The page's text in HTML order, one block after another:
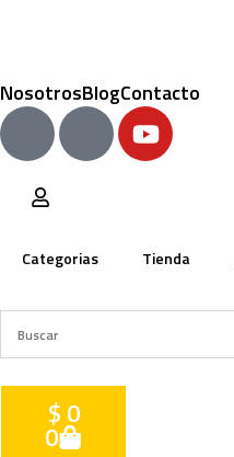
NosotrosBlogContacto
Categorias Tienda
$ 0
0